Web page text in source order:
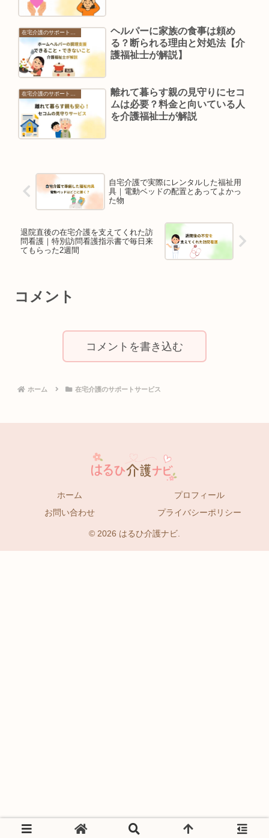
在宅介護のサポートサービス
ヘルパーに家族の食事は頼め
る？断られる理由と対処法【介
護福祉士が解説】
離れて暮らす親の見守りにセコ
ムは必要？料金と向いている人
を介護福祉士が解説
自宅介護で実際にレンタルした福祉用
具｜電動ベッドの配置とあってよかっ
た物
退院直後の在宅介護を支えてくれた訪
問看護｜特別訪問看護指示書で毎日来
てもらった2週間
コメント
コメントを書き込む
ホーム 在宅介護のサポートサービス
ホーム
プロフィール
お問い合わせ
プライバシーポリシー
© 2026 はるひ介護ナビ.